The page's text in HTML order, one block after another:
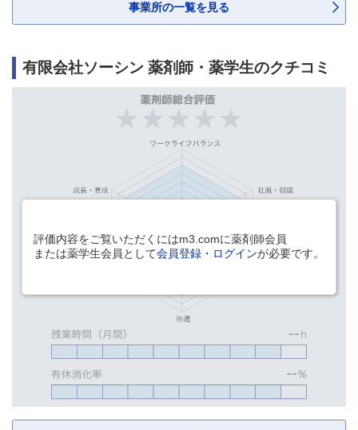
事業所の一覧を見る
有限会社ソーシン 薬剤師・薬学生のクチコミ
評価内容をご覧いただくにはm3.comに薬剤師会員
または薬学生会員として会員登録・ログインが必要です。